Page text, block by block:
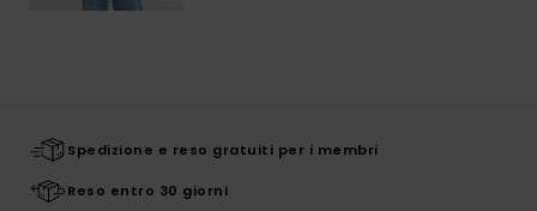
Spedizione e reso gratuiti per i membri
Reso entro 30 giorni